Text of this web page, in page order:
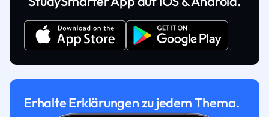
Erhalte Erklärungen zu jedem Thema.